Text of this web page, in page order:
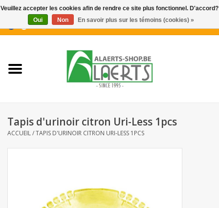
0 Articles - €0,00
Nouveautés
Biscuits pour le café
Tapis d'urinoir citron Uri-Less 1pcs
ACCUEIL/TAPIS D'URINOIR CITRON URI-LESS 1PCS
Veuillez accepter les cookies afin de rendre ce site plus fonctionnel. D'accord?
Oui
Non En savoir plus sur les témoins (cookies) »